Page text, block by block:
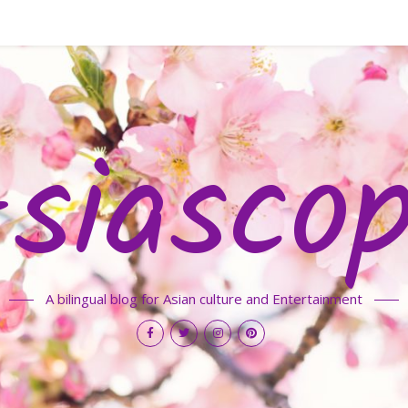
A bilingual blog for Asian culture and Entertainment